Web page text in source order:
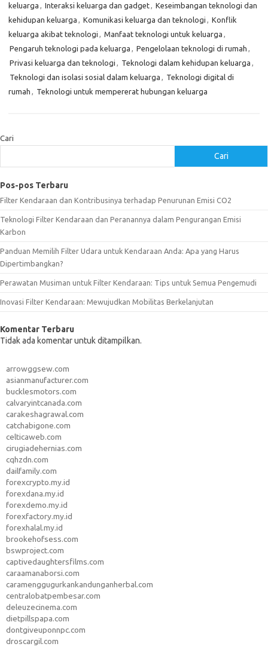
keluarga , Interaksi keluarga dan gadget, Keseimbangan teknologi dan
kehidupan keluarga , Komunikasi keluarga dan teknologi , Konflik
keluarga akibat teknologi , Manfaat teknologi untuk keluarga ,
Pengaruh teknologi pada keluarga , Pengelolaan teknologi di rumah ,
Privasi keluarga dan teknologi , Teknologi dalam kehidupan keluarga ,
Teknologi dan isolasi sosial dalam keluarga , Teknologi digital di
rumah , Teknologi untuk mempererat hubungan keluarga
Cari
Cari
Pos-pos Terbaru
Filter Kendaraan dan Kontribusinya terhadap Penurunan Emisi CO2
Teknologi Filter Kendaraan dan Peranannya dalam Pengurangan Emisi
Karbon
Panduan Memilih Filter Udara untuk Kendaraan Anda: Apa yang Harus
Dipertimbangkan?
Perawatan Musiman untuk Filter Kendaraan: Tips untuk Semua Pengemudi
Inovasi Filter Kendaraan: Mewujudkan Mobilitas Berkelanjutan
Komentar Terbaru
Tidak ada komentar untuk ditampilkan.
arrowggsew.com
asianmanufacturer.com
bucklesmotors.com
calvaryintcanada.com
carakeshagrawal.com
catchabigone.com
celticaweb.com
cirugiadehernias.com
cqhzdn.com
dailfamily.com
forexcrypto.my.id
forexdana.my.id
forexdemo.my.id
forexfactory.my.id
forexhalal.my.id
brookehofsess.com
bswproject.com
captivedaughtersfilms.com
caraamanaborsi.com
caramenggugurkankandunganherbal.com
centralobatpembesar.com
deleuzecinema.com
dietpillspapa.com
dontgiveuponnpc.com
droscargil.com